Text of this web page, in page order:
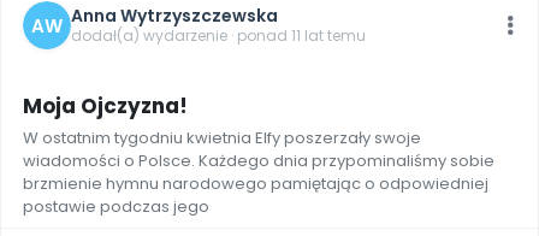
AW Anna Wytrzyszczewska
dodał(a) wydarzenie · ponad 11 lat temu
Moja Ojczyzna!
W ostatnim tygodniu kwietnia Elfy poszerzały swoje
wiadomości o Polsce. Każdego dnia przypominaliśmy sobie
brzmienie hymnu narodowego pamiętając o odpowiedniej
postawie podczas jego